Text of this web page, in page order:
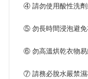
④ 請勿使用酸性洗劑
⑤ 勿長時間浸泡避免
⑥ 勿高溫烘乾衣物易
⑦ 請務必脫水嚴禁濕